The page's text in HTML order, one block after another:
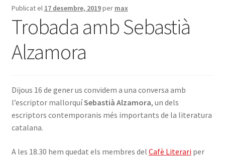
CURSOS
FES-TE SOCI
LLIBRE
INICIA SESSIÓ
Publicat el 17 desembre, 2019per max
Trobada amb Sebastià
Alzamora
Dijous 16 de gener us convidem a una conversa amb
l’escriptor mallorquíSebastià Alzamora, un dels
escriptors contemporanis més importants de la literatura
catalana.
A les 18.30 hem quedat els membres del Cafè Literari per